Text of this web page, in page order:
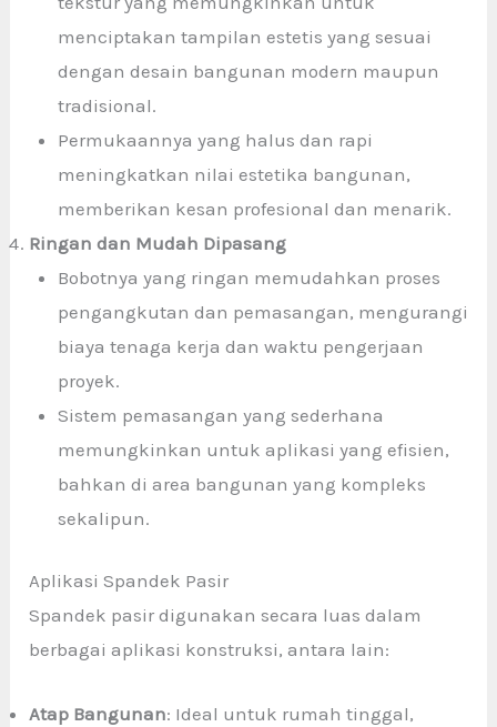
menciptakan tampilan estetis yang sesuai
dengan desain bangunan modern maupun
tradisional.
Permukaannya yang halus dan rapi
meningkatkan nilai estetika bangunan,
memberikan kesan profesional dan menarik.
Ringan dan Mudah Dipasang
Bobotnya yang ringan memudahkan proses
pengangkutan dan pemasangan, mengurangi
biaya tenaga kerja dan waktu pengerjaan
proyek.
Sistem pemasangan yang sederhana
memungkinkan untuk aplikasi yang efisien,
bahkan di area bangunan yang kompleks
sekalipun.
Aplikasi Spandek Pasir
Spandek pasir digunakan secara luas dalam
berbagai aplikasi konstruksi, antara lain:
Atap Bangunan: Ideal untuk rumah tinggal,